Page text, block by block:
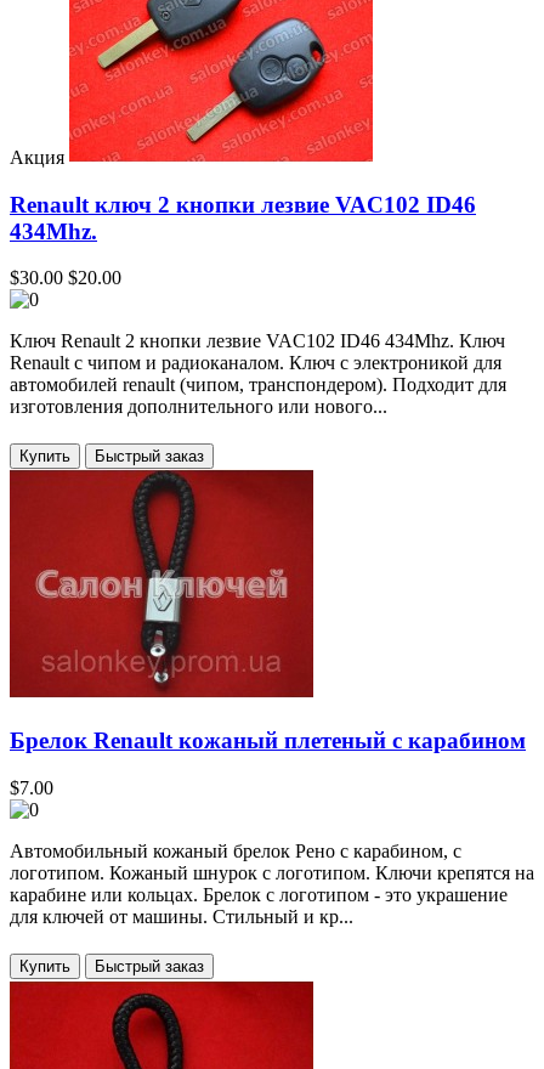
Акция
Renault ключ 2 кнопки лезвие VAC102 ID46
434Mhz.
$30.00 $20.00
Ключ Renault 2 кнопки лезвие VAC102 ID46 434Mhz. Ключ
Renault с чипом и радиоканалом. Ключ с электроникой для
автомобилей renault (чипом, транспондером). Подходит для
изготовления дополнительного или нового...
Купить
Брелок Renault кожаный плетеный c карабином
$7.00
Автомобильный кожаный брелок Рено с карабином, с
логотипом. Кожаный шнурок с логотипом. Ключи крепятся на
карабине или кольцах. Брелок с логотипом - это украшение
для ключей от машины. Стильный и кр...
Купить